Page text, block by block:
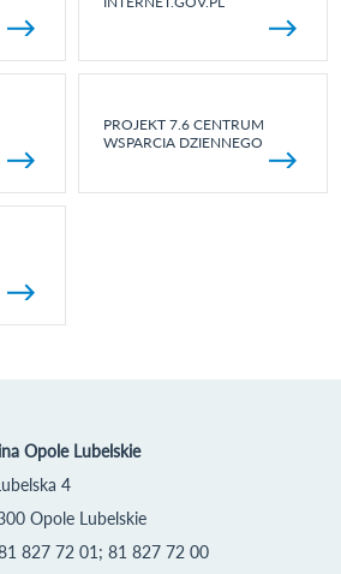
PROJEKT 7.6 CENTRUM
WSPARCIA DZIENNEGO
Opole Lubelskie
4
Opole Lubelskie
827 72 01; 81 827 72 00